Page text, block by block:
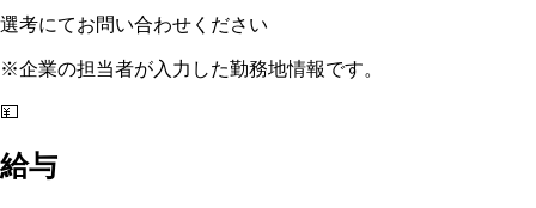
選考にてお問い合わせください
※企業の担当者が入力した勤務地情報です。
💴
給与